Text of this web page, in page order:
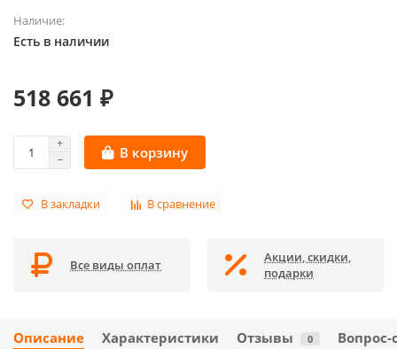
Наличие:
Есть в наличии
518 661 ₽
В корзину
В закладки В сравнение
Все виды оплат
Акции, скидки,
подарки
Описание Характеристики Отзывы 0 Вопрос-